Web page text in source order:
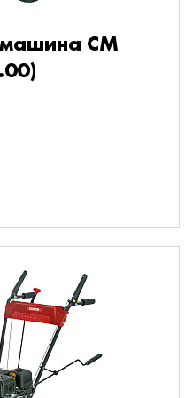
машина СМ